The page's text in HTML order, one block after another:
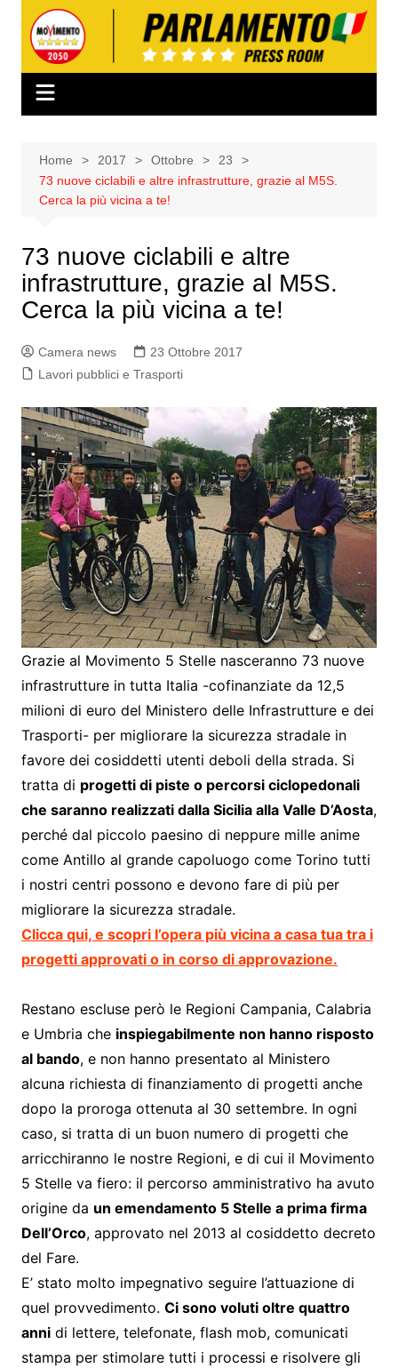
contenuto
Home 2017 Ottobre
23
73 nuove ciclabili e altre infrastrutture, grazie al M5S.
Cerca la più vicina a te!
73 nuove ciclabili e altre
infrastrutture, grazie al M5S.
Cerca la più vicina a te!
Camera news
23 Ottobre 2017
Lavori pubblici e Trasporti
Grazie al Movimento 5 Stelle nasceranno 73 nuove
infrastrutture in tutta Italia -cofinanziate da 12,5
milioni di euro del Ministero delle Infrastrutture e dei
Trasporti- per migliorare la sicurezza stradale in
favore dei cosiddetti utenti deboli della strada. Si
tratta di progetti di piste o percorsi ciclopedonali
che saranno realizzati dalla Sicilia alla Valle D’Aosta,
perché dal piccolo paesino di neppure mille anime
come Antillo al grande capoluogo come Torino tutti
i nostri centri possono e devono fare di più per
migliorare la sicurezza stradale.
Clicca qui, e scopri l’opera più vicina a casa tua tra i
progetti approvati o in corso di approvazione.
Restano escluse però le Regioni Campania, Calabria
e Umbria che inspiegabilmente non hanno risposto
al bando, e non hanno presentato al Ministero
alcuna richiesta di finanziamento di progetti anche
dopo la proroga ottenuta al 30 settembre. In ogni
caso, si tratta di un buon numero di progetti che
arricchiranno le nostre Regioni, e di cui il Movimento
5 Stelle va fiero: il percorso amministrativo ha avuto
origine da un emendamento 5 Stelle a prima firma
Dell’Orco, approvato nel 2013 al cosiddetto decreto
del Fare.
E’ stato molto impegnativo seguire l’attuazione di
quel provvedimento. Ci sono voluti oltre quattro
annidi lettere, telefonate, flash mob, comunicati
stampa per stimolare tutti i processi e risolvere gli